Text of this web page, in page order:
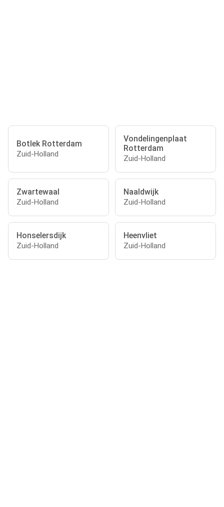
Botlek Rotterdam
Zuid-Holland
Vondelingenplaat
Rotterdam
Zuid-Holland
Zwartewaal
Zuid-Holland
Naaldwijk
Zuid-Holland
Honselersdijk
Zuid-Holland
Heenvliet
Zuid-Holland